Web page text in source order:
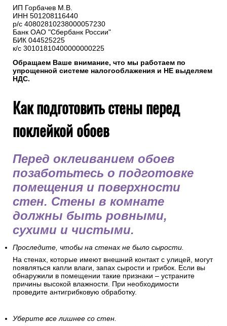
ИП Горбачев М.В.
ИНН 501208116440
р/с 40802810238000057230
Банк ОАО "Сбербанк России"
БИК 044525225
к/с 30101810400000000225
Обращаем Ваше внимание, что мы работаем по
упрощенной системе налогооблажения и НЕ выделяем
НДС.
Как подготовить стены перед
поклейкой обоев
Перед оклеиванием обоев
позаботьтесь о подготовке
помещения и поверхности
стен. Стены в комнате
должны быть ровными,
сухими и чистыми.
Проследите, чтобы на стенах не было сырости.
На стенах, которые имеют внешний контакт с улицей, могут
появляться капли влаги, запах сырости и грибок. Если вы
обнаружили в помещении такие признаки – устраните
причины высокой влажности. При необходимости
проведите антигрибковую обработку.
Уберите все лишнее со стен.